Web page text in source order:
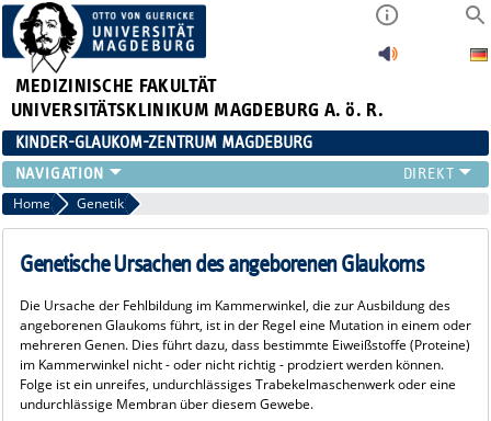
MEDIZINISCHE FAKULTÄT
UNIVERSITÄTSKLINIKUM MAGDEBURG A. ö. R.
KINDER-GLAUKOM-ZENTRUM MAGDEBURG
KINDLICHES GLAUKOM
THERAPIE
GENETIK
KONTAKT
LINKS
Home Genetik
Genetische Ursachen des angeborenen Glaukoms
Die Ursache der Fehlbildung im Kammerwinkel, die zur Ausbildung des
angeborenen Glaukoms führt, ist in der Regel eine Mutation in einem oder
mehreren Genen. Dies führt dazu, dass bestimmte Eiweißstoffe (Proteine)
im Kammerwinkel nicht - oder nicht richtig - prodziert werden können.
Folge ist ein unreifes, undurchlässiges Trabekelmaschenwerk oder eine
undurchlässige Membran über diesem Gewebe.